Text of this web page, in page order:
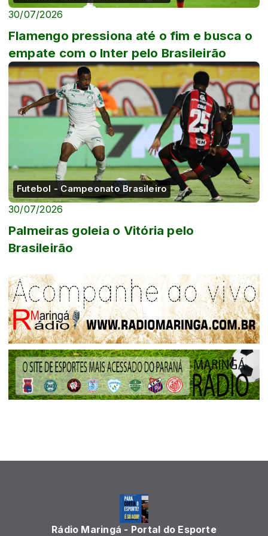
30/07/2026
Flamengo pressiona até o fim e busca o
empate com o Inter pelo Brasileirão
Futebol - Campeonato Brasileiro
30/07/2026
Palmeiras goleia o Vitória pelo
Brasileirão
Rádio Maringá - Portal do Esporte